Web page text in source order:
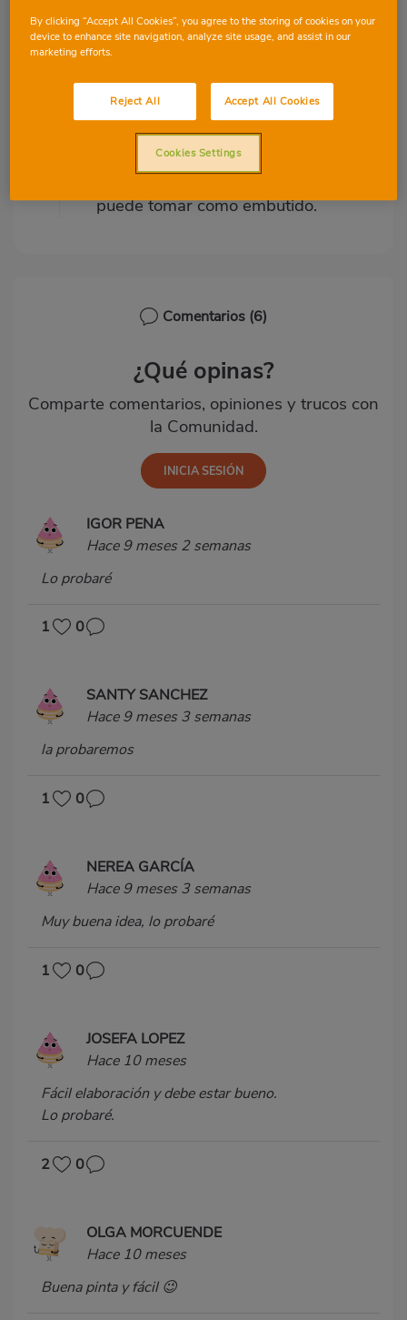
aceite en la nevera
Cocinar
Horno o airfryer 15 minutos
180° dejar reposar dentro 5
minutos más. Esperar a que se
enfríe y cortar finas lonchas, se
puede tomar como embutido.
Comentarios (6)
¿Qué opinas?
Comparte comentarios, opiniones y trucos con
la Comunidad.
IGOR PENA
Hace 9 meses 2 semanas
Lo probaré
1 0
SANTY SANCHEZ
Hace 9 meses 3 semanas
la probaremos
1 0
NEREA GARCÍA
Hace 9 meses 3 semanas
Muy buena idea, lo probaré
1 0
JOSEFA LOPEZ
Hace 10 meses
Fácil elaboración y debe estar bueno.
Lo probaré.
2 0
OLGA MORCUENDE
Hace 10 meses
Buena pinta y fácil 😉
By clicking “Accept All Cookies”, you agree to the storing of cookies on your
device to enhance site navigation, analyze site usage, and assist in our
marketing efforts.
Reject All Accept All Cookies
Cookies Settings